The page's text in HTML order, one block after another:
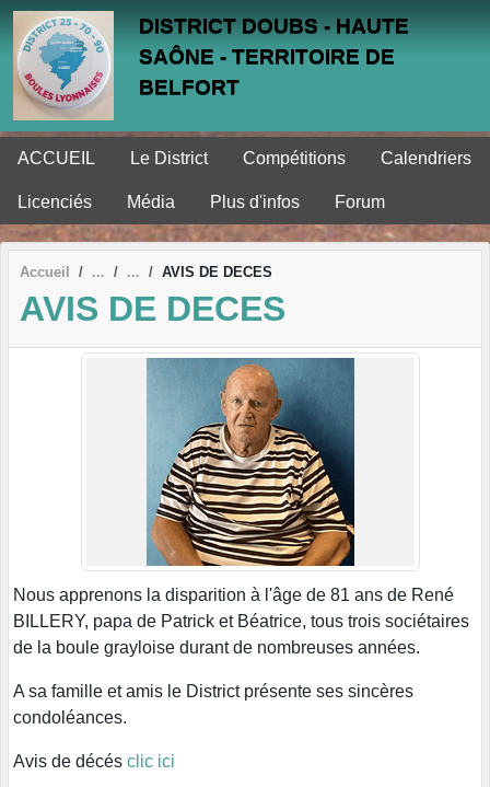
DISTRICT DOUBS - HAUTE
SAÔNE - TERRITOIRE DE
BELFORT
ACCUEIL Le District Compétitions Calendriers
Licenciés Média Plus d'infos Forum
Accueil AVIS DE DECES
AVIS DE DECES
Nous apprenons la disparition à l'âge de 81 ans de René
BILLERY, papa de Patrick et Béatrice, tous trois sociétaires
de la boule grayloise durant de nombreuses années.
A sa famille et amis le District présente ses sincères
condoléances.
Avis de décés clic ici
Panneau de gestion des cookies